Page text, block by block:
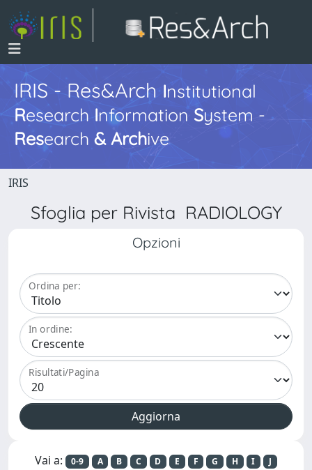
IRIS - Res&ArchInstitutional
Research InformationSystem -
Research & Archive
IRIS
Sfoglia per Rivista RADIOLOGY
Opzioni
Ordina per:
In ordine:
Risultati/Pagina
Vai a: 0-9 A B C D E F G H I
J